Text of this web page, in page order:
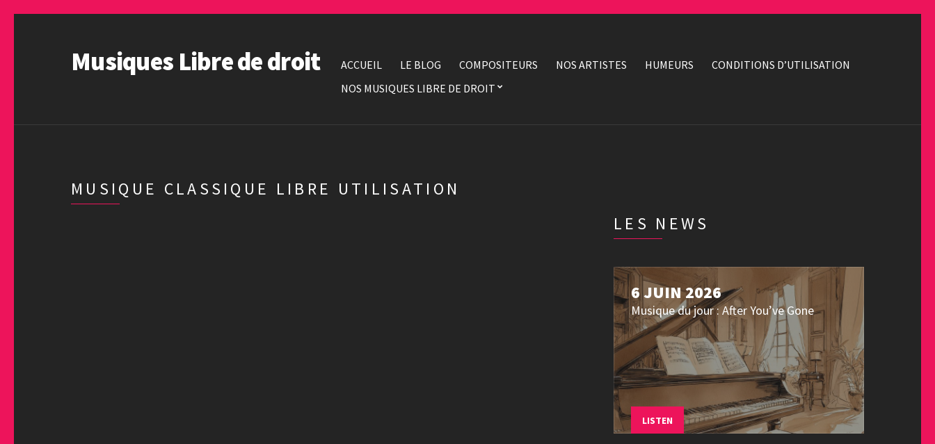
Musiques Libre de droit ACCUEIL LE BLOG COMPOSITEURS NOS ARTISTES HUMEURS
CONDITIONS D’UTILISATION
NOS MUSIQUES LIBRE DE DROIT
MUSIQUE CLASSIQUE LIBRE UTILISATION
LES NEWS
6 JUIN 2026
Musique du jour : After You’ve Gone
LISTEN